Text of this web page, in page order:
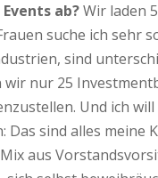
ab?Wir laden
suche ich sehr
sind
nur 25
Und ich
Das sind alles meine
aus